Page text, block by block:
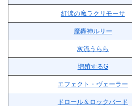
紅涙の魔ラクリモーサ
魔轟神ルリー
灰流うらら
増殖するG
エフェクト・ヴェーラー
ドロール＆ロックバード